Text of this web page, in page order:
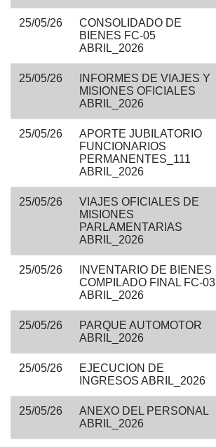
25/05/26
CONSOLIDADO DE
BIENES FC-05
ABRIL_2026
25/05/26
INFORMES DE VIAJES Y
MISIONES OFICIALES
ABRIL_2026
25/05/26
APORTE JUBILATORIO
FUNCIONARIOS
PERMANENTES_111
ABRIL_2026
25/05/26
VIAJES OFICIALES DE
MISIONES
PARLAMENTARIAS
ABRIL_2026
25/05/26
INVENTARIO DE BIENES
COMPILADO FINAL FC-03
ABRIL_2026
25/05/26
PARQUE AUTOMOTOR
ABRIL_2026
25/05/26
EJECUCION DE
INGRESOS ABRIL_2026
25/05/26
ANEXO DEL PERSONAL
ABRIL_2026